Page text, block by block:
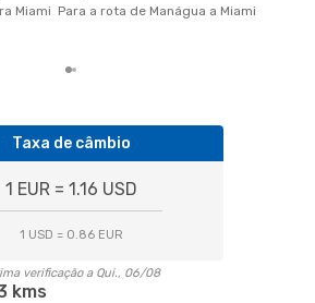
Miami Para a rota de Manágua a Miami
Taxa de câmbio
1 EUR = 1.16 USD
1 USD = 0.86 EUR
verificação a Qui., 06/08
kms